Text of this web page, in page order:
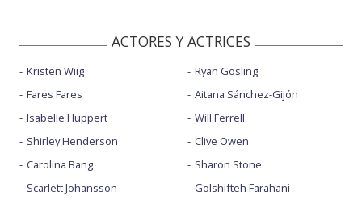
ACTORES Y ACTRICES
Kristen Wiig
Fares Fares
Isabelle Huppert
Shirley Henderson
Carolina Bang
Scarlett Johansson
Ryan Gosling
Aitana Sánchez-Gijón
Will Ferrell
Clive Owen
Sharon Stone
Golshifteh Farahani